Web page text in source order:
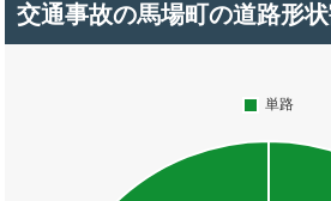
交通事故の馬場町の道路形